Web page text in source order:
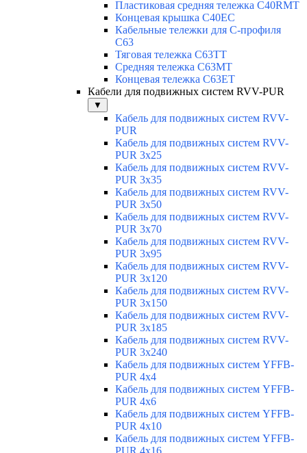
Пластиковая средняя тележка C40RMT
Концевая крышка C40EC
Кабельные тележки для С-профиля
C63
Тяговая тележка C63TT
Средняя тележка C63MT
Концевая тележка C63ET
Кабели для подвижных систем RVV-PUR
▼
Кабель для подвижных систем RVV-
PUR
Кабель для подвижных систем RVV-
PUR 3x25
Кабель для подвижных систем RVV-
PUR 3x35
Кабель для подвижных систем RVV-
PUR 3x50
Кабель для подвижных систем RVV-
PUR 3x70
Кабель для подвижных систем RVV-
PUR 3x95
Кабель для подвижных систем RVV-
PUR 3x120
Кабель для подвижных систем RVV-
PUR 3x150
Кабель для подвижных систем RVV-
PUR 3x185
Кабель для подвижных систем RVV-
PUR 3x240
Кабель для подвижных систем YFFB-
PUR 4x4
Кабель для подвижных систем YFFB-
PUR 4x6
Кабель для подвижных систем YFFB-
PUR 4x10
Кабель для подвижных систем YFFB-